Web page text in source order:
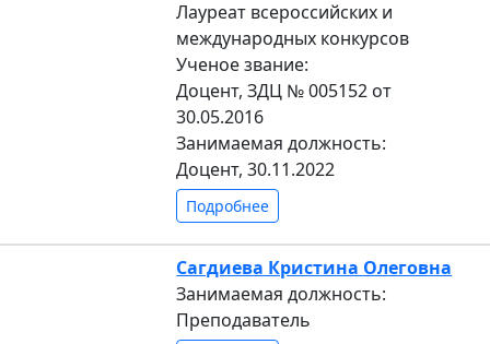
Лауреат всероссийских и
международных конкурсов
Ученое звание:
Доцент, ЗДЦ № 005152 от
30.05.2016
Занимаемая должность:
Доцент, 30.11.2022
Подробнее
Сагдиева Кристина Олеговна
Занимаемая должность:
Преподаватель